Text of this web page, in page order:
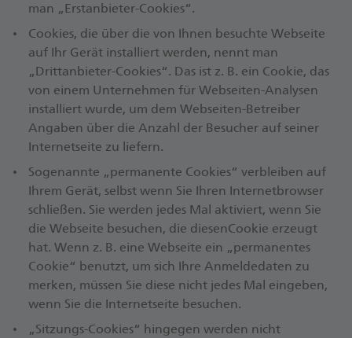
man „Erstanbieter-Cookies“.
Cookies, die über die von Ihnen besuchte Webseite
auf Ihr Gerät installiert werden, nennt man
„Drittanbieter-Cookies“. Das ist z. B. ein Cookie, das
von einem Unternehmen für Webseiten-Analysen
installiert wurde, um dem Webseiten-Betreiber
Angaben über die Anzahl der Besucher auf seiner
Internetseite zu liefern.
Sogenannte „permanente Cookies“ verbleiben auf
Ihrem Gerät, selbst wenn Sie Ihren Internetbrowser
schließen. Sie werden jedes Mal aktiviert, wenn Sie
die Webseite besuchen, die diesenCookie erzeugt
hat. Wenn z. B. eine Webseite ein „permanentes
Cookie“ benutzt, um sich Ihre Anmeldedaten zu
merken, müssen Sie diese nicht jedes Mal eingeben,
wenn Sie die Internetseite besuchen.
„Sitzungs-Cookies“ hingegen werden nicht